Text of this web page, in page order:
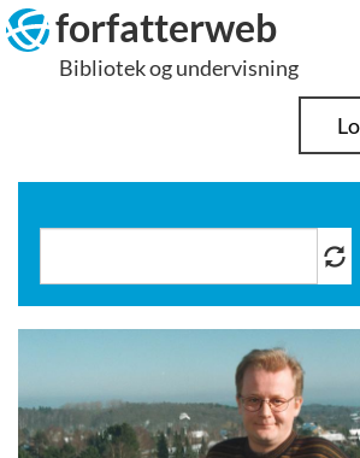
Hop
til
indhold
forfatterweb
Bibliotek og undervisning